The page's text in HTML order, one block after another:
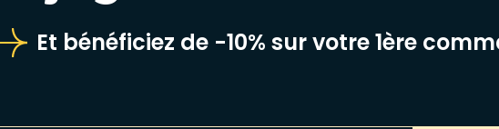
Et bénéficiez de -10% sur votre 1ère